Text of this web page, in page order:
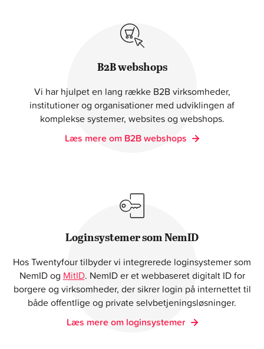
B2B webshops
Vi har hjulpet en lang række B2B virksomheder,
institutioner og organisationer med udviklingen af
komplekse systemer, websites og webshops.
Læs mere om B2B webshops
Loginsystemer som NemID
Hos Twentyfour tilbyder vi integrerede loginsystemer som
NemID og MitID. NemID er et webbaseret digitalt ID for
borgere og virksomheder, der sikrer login på internettet til
både offentlige og private selvbetjeningsløsninger.
Læs mere om loginsystemer